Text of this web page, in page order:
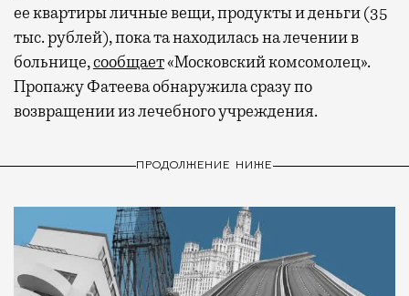
ее квартиры личные вещи, продукты и деньги (35
тыс. рублей), пока та находилась на лечении в
больнице,сообщает«Московский комсомолец».
Пропажу Фатеева обнаружила сразу по
возвращении из лечебного учреждения.
ПРОДОЛЖЕНИЕ НИЖЕ